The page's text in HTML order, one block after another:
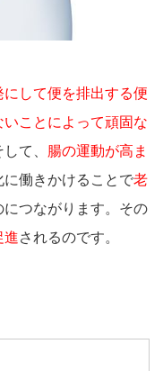
して便を排出する便
いことによって頑固な
て、 腸の運動が高ま
働きかけることで老
につながります。その
進されるのです。